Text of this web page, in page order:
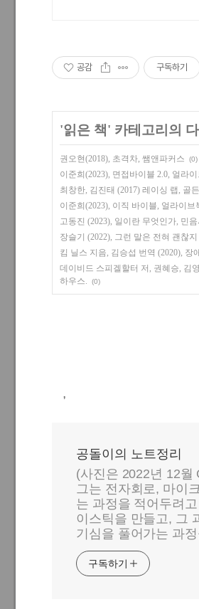
공감 구독하기
'읽은 책 ' 카테고리의
권오현(2018), 초격차, 쌤앤파커스 (0)
이준희(2023), 면접바이블 2.0, 얼라
최창한, 김진태 (2017) 레이싱 랩, 골
이준희(2023), 이직 바이블, 얼라이브
고동진 (2023), 일이란 무엇인가, 민
장슬기 (2022), 그런 말은 전혀 괜찮
킴 닐스 지음, 김승섭 번역 (2020), 장
데이비드 스피겔할터 저, 권혜승, 김
하우스.
(0)
,
공돌이의 노트정리
(사진은 2022년 12월
그는 전자회로, 마이
는 과정을 적어두려
이스틱을 만들고, 그
기심을 풀어가는 과
구독하기